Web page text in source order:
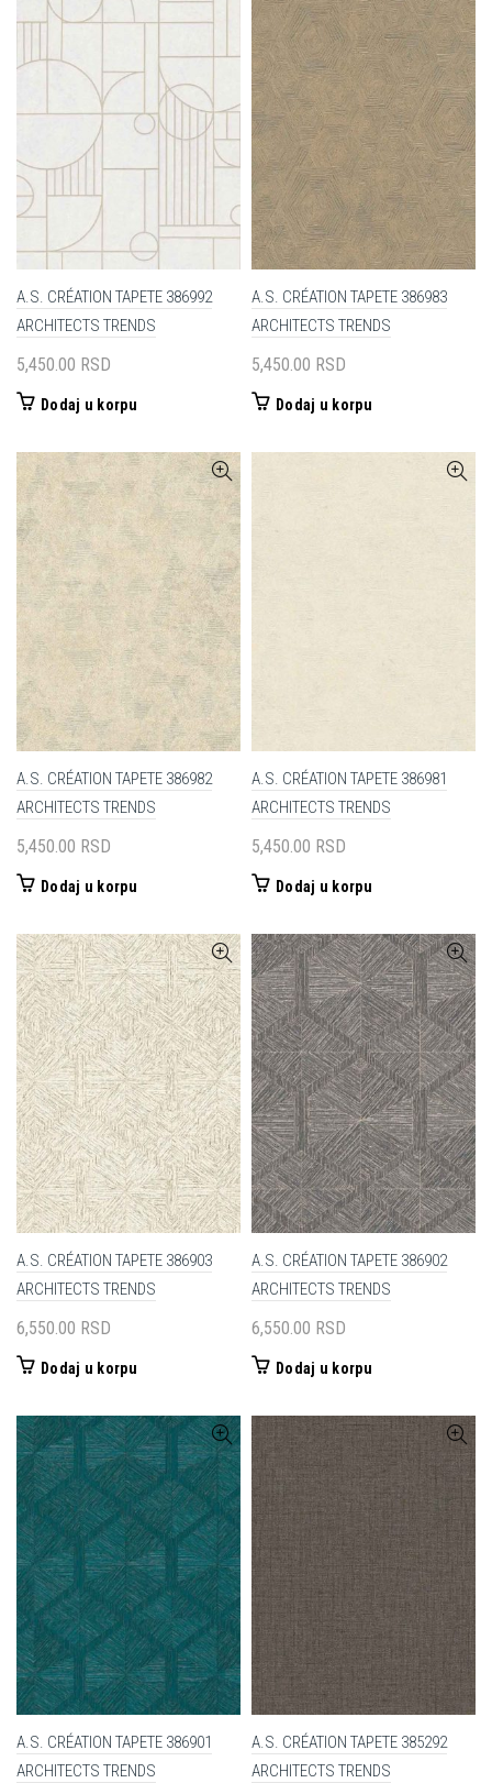
A.S. CRÉATION TAPETE 386992
ARCHITECTS TRENDS
5,450.00 RSD
Dodaj u korpu
A.S. CRÉATION TAPETE 386983
ARCHITECTS TRENDS
5,450.00 RSD
Dodaj u korpu
A.S. CRÉATION TAPETE 386982
ARCHITECTS TRENDS
5,450.00 RSD
Dodaj u korpu
A.S. CRÉATION TAPETE 386981
ARCHITECTS TRENDS
5,450.00 RSD
Dodaj u korpu
A.S. CRÉATION TAPETE 386903
ARCHITECTS TRENDS
6,550.00 RSD
Dodaj u korpu
A.S. CRÉATION TAPETE 386902
ARCHITECTS TRENDS
6,550.00 RSD
Dodaj u korpu
A.S. CRÉATION TAPETE 386901
ARCHITECTS TRENDS
A.S. CRÉATION TAPETE 385292
ARCHITECTS TRENDS